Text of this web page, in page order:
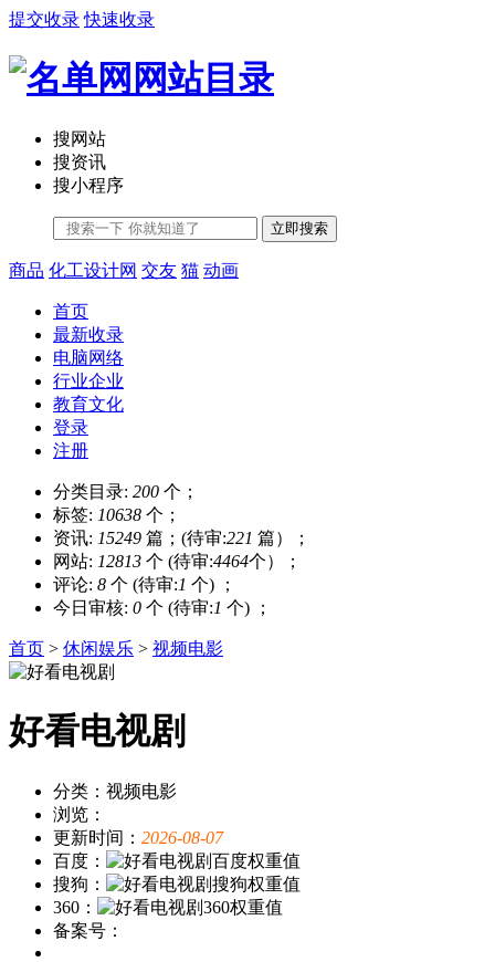
提交收录 快速收录
搜网站
搜资讯
搜小程序
立即搜索
商品 化工设计网 交友 猫 动画
首页
最新收录
电脑网络
行业企业
教育文化
登录
注册
分类目录: 200 个；
标签: 10638 个；
资讯: 15249 篇；(待审:221 篇）；
网站: 12813 个 (待审:4464个）；
评论: 8 个 (待审:1 个) ；
今日审核: 0 个 (待审:1 个) ；
首页 > 休闲娱乐 > 视频电影
好看电视剧
分类：视频电影
浏览：
更新时间： 2026-08-07
百度：
搜狗：
360：
备案号：